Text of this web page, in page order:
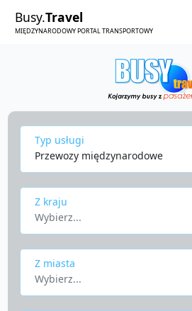
Busy.Travel
MIĘDZYNARODOWY PORTAL TRANSPORTOWY
Typ usługi
Przewozy międzynarodowe
Z kraju
Wybierz...
Z miasta
Wybierz...